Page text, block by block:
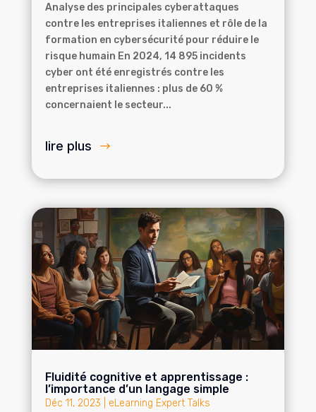
Analyse des principales cyberattaques
contre les entreprises italiennes et rôle de la
formation en cybersécurité pour réduire le
risque humain En 2024, 14 895 incidents
cyber ont été enregistrés contre les
entreprises italiennes : plus de 60 %
concernaient le secteur...
lire plus
Fluidité cognitive et apprentissage :
l’importance d’un langage simple
Déc 11, 2023 eLearning Expert Talks